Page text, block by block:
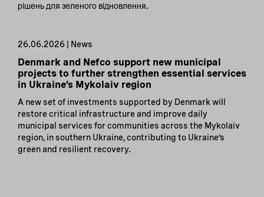
рішень для зеленого відновлення.
26.06.2026 | News
Denmark and Nefco support new municipal
projects to further strengthen essential services
in Ukraine’s Mykolaiv region
A new set of investments supported by Denmark will
restore critical infrastructure and improve daily
municipal services for communities across the Mykolaiv
region, in southern Ukraine, contributing to Ukraine’s
green and resilient recovery.